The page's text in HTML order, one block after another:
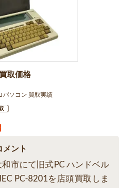
取価格
パソコン 買取実績
メント
市にて旧式PC ハンドベル
PC-8201を店頭買取しま